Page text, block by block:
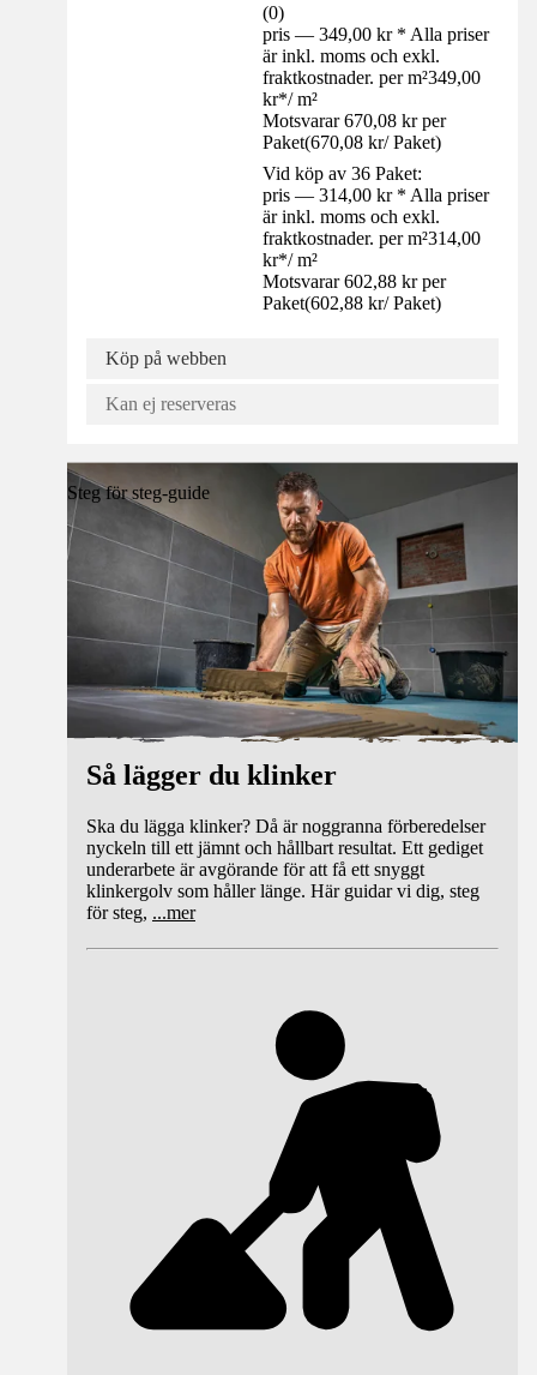
(0)
pris — 349,00 kr * Alla priser
är inkl. moms och exkl.
fraktkostnader. per m²349,00
kr*/ m²
Motsvarar 670,08 kr per
Paket(670,08 kr/ Paket)
Vid köp av 36 Paket:
pris — 314,00 kr * Alla priser
är inkl. moms och exkl.
fraktkostnader. per m²314,00
kr*/ m²
Motsvarar 602,88 kr per
Paket(602,88 kr/ Paket)
Köp på webben
Kan ej reserveras
Steg för steg-guide
Så lägger du klinker
Ska du lägga klinker? Då är noggranna förberedelser
nyckeln till ett jämnt och hållbart resultat. Ett gediget
underarbete är avgörande för att få ett snyggt
klinkergolv som håller länge. Här guidar vi dig, steg
för steg, ...mer